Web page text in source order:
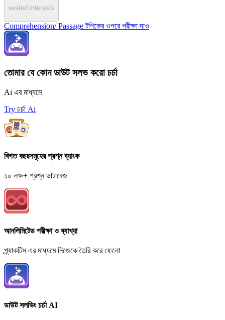
vested interests
Comprehension/ Passage টপিকের ওপরে পরীক্ষা দাও
তোমার যে কোন ডাউট সলভ করো চর্চা
Ai এর মাধ্যমে
Try চর্চা Ai
বিগত বছরসমূহের প্রশ্ন ব্যাংক
১০ লক্ষ+ প্রশ্ন ডাটাবেজ
আনলিমিটেড পরীক্ষা ও ব্যাখ্যা
প্র্যাকটিস এর মাধ্যমে নিজেকে তৈরি করে ফেলো
ডাউট সলভিং চর্চা AI